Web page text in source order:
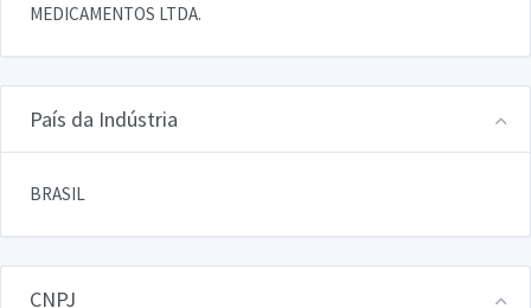
MEDICAMENTOS LTDA.
País da Indústria
BRASIL
CNPJ